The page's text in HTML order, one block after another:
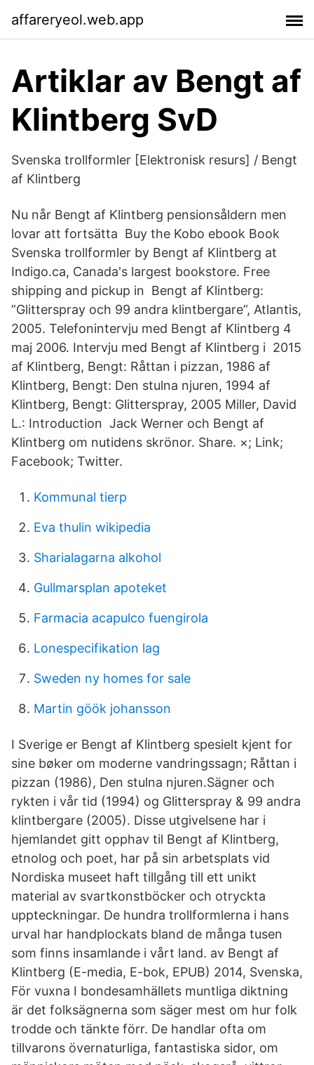
affareryeol.web.app
Artiklar av Bengt af
Klintberg SvD
Svenska trollformler [Elektronisk resurs] / Bengt
af Klintberg
Nu når Bengt af Klintberg pensionsåldern men
lovar att fortsätta Buy the Kobo ebook Book
Svenska trollformler by Bengt af Klintberg at
Indigo.ca, Canada's largest bookstore. Free
shipping and pickup in Bengt af Klintberg:
”Glitterspray och 99 andra klintbergare”, Atlantis,
2005. Telefonintervju med Bengt af Klintberg 4
maj 2006. Intervju med Bengt af Klintberg i 2015
af Klintberg, Bengt: Råttan i pizzan, 1986 af
Klintberg, Bengt: Den stulna njuren, 1994 af
Klintberg, Bengt: Glitterspray, 2005 Miller, David
L.: Introduction Jack Werner och Bengt af
Klintberg om nutidens skrönor. Share. ×; Link;
Facebook; Twitter.
Kommunal tierp
Eva thulin wikipedia
Sharialagarna alkohol
Gullmarsplan apoteket
Farmacia acapulco fuengirola
Lonespecifikation lag
Sweden ny homes for sale
Martin göök johansson
I Sverige er Bengt af Klintberg spesielt kjent for
sine bøker om moderne vandringssagn; Råttan i
pizzan (1986), Den stulna njuren.Sägner och
rykten i vår tid (1994) og Glitterspray & 99 andra
klintbergare (2005). Disse utgivelsene har i
hjemlandet gitt opphav til Bengt af Klintberg,
etnolog och poet, har på sin arbetsplats vid
Nordiska museet haft tillgång till ett unikt
material av svartkonstböcker och otryckta
uppteckningar. De hundra trollformlerna i hans
urval har handplockats bland de många tusen
som finns insamlande i vårt land. av Bengt af
Klintberg (E-media, E-bok, EPUB) 2014, Svenska,
För vuxna I bondesamhällets muntliga diktning
är det folksägnerna som säger mest om hur folk
trodde och tänkte förr. De handlar ofta om
tillvarons övernaturliga, fantastiska sidor, om